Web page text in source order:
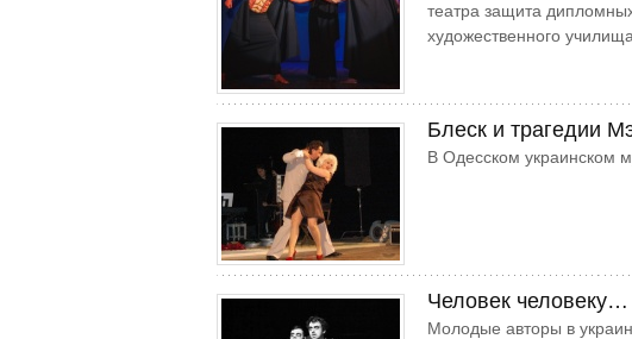
театра защита
художественного
Блеск и трагедии
В Одесском ук­раинском
Человек человеку…
Молодые авторы в